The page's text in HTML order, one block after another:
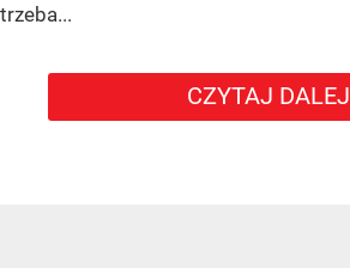
trzeba...
CZYTAJ DALEJ